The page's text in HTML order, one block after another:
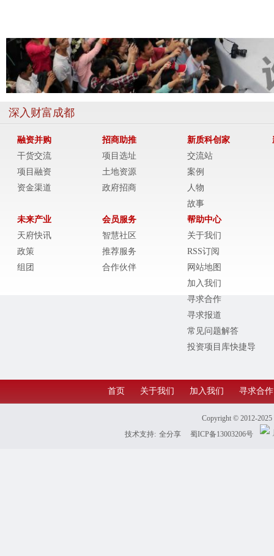
深入财富成都
融资并购
干货交流
项目融资
资金渠道
招商助推
项目选址
土地资源
政府招商
新质科创家
交流站
案例
人物
故事
未来产业
天府快讯
政策
组团
会员服务
智慧社区
推荐服务
合作伙伴
帮助中心
关于我们
RSS订阅
网站地图
加入我们
寻求合作
寻求报道
常见问题解答
投资项目库快捷导
首页 关于我们 加入我们 寻求合作
Copyright © 2012-2025
技术支持: 全分享 蜀ICP备13003206号